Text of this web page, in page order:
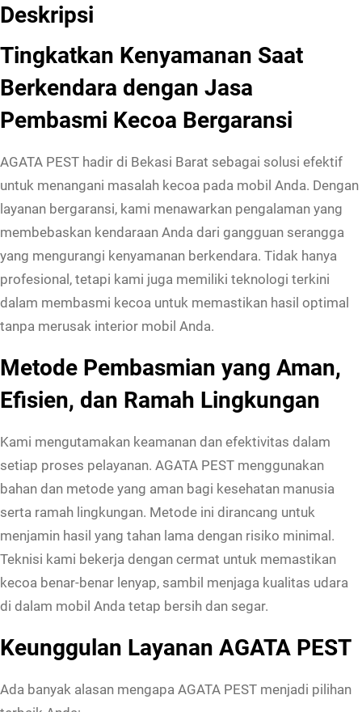
Deskripsi
Tingkatkan Kenyamanan Saat
Berkendara dengan Jasa
Pembasmi Kecoa Bergaransi
AGATA PEST hadir di Bekasi Barat sebagai solusi efektif
untuk menangani masalah kecoa pada mobil Anda. Dengan
layanan bergaransi, kami menawarkan pengalaman yang
membebaskan kendaraan Anda dari gangguan serangga
yang mengurangi kenyamanan berkendara. Tidak hanya
profesional, tetapi kami juga memiliki teknologi terkini
dalam membasmi kecoa untuk memastikan hasil optimal
tanpa merusak interior mobil Anda.
Metode Pembasmian yang Aman,
Efisien, dan Ramah Lingkungan
Kami mengutamakan keamanan dan efektivitas dalam
setiap proses pelayanan. AGATA PEST menggunakan
bahan dan metode yang aman bagi kesehatan manusia
serta ramah lingkungan. Metode ini dirancang untuk
menjamin hasil yang tahan lama dengan risiko minimal.
Teknisi kami bekerja dengan cermat untuk memastikan
kecoa benar-benar lenyap, sambil menjaga kualitas udara
di dalam mobil Anda tetap bersih dan segar.
Keunggulan Layanan AGATA PEST
Ada banyak alasan mengapa AGATA PEST menjadi pilihan